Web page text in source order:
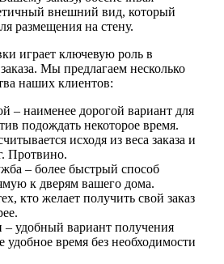
внешний вид, который
размещения на стену.
играет ключевую роль в
Мы предлагаем несколько
наших клиентов:
– наименее дорогой вариант для
подождать некоторое время.
исходя из веса заказа и
Протвино.
– более быстрый способ
к дверям вашего дома.
кто желает получить свой заказ
удобный вариант получения
удобное время без необходимости